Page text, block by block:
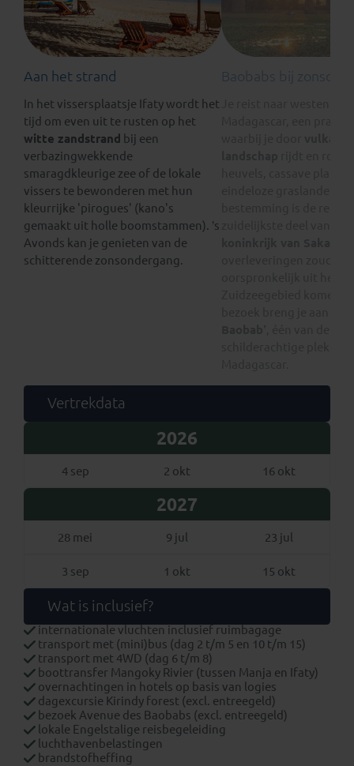
Aan het strand
In het vissersplaatsje Ifaty wordt het
tijd om even uit te rusten op het
witte zandstrand bij een
verbazingwekkende
smaragdkleurige zee of de lokale
vissers te bewonderen met hun
kleurrijke 'pirogues' (kano's
gemaakt uit holle boomstammen). ’s
Avonds kan je genieten van de
schitterende zonsondergang.
Baobabs bij
Vertrekdata
2026
4 sep 2 okt 16 okt
2027
28 mei 9 jul 23 jul
3 sep 1 okt 15 okt
Wat is inclusief?
internationale vluchten inclusief ruimbagage
transport met (mini)bus (dag 2 t/m 5 en 10 t/m 15)
transport met 4WD (dag 6 t/m 8)
boottransfer Mangoky Rivier (tussen Manja en Ifaty)
overnachtingen in hotels op basis van logies
dagexcursie Kirindy forest (excl. entreegeld)
bezoek Avenue des Baobabs (excl. entreegeld)
lokale Engelstalige reisbegeleiding
luchthavenbelastingen
brandstofheffing